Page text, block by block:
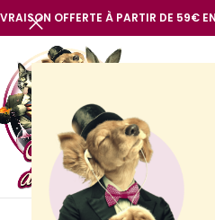
OFFERTE À PARTIR DE 59€
BOUTIQUE